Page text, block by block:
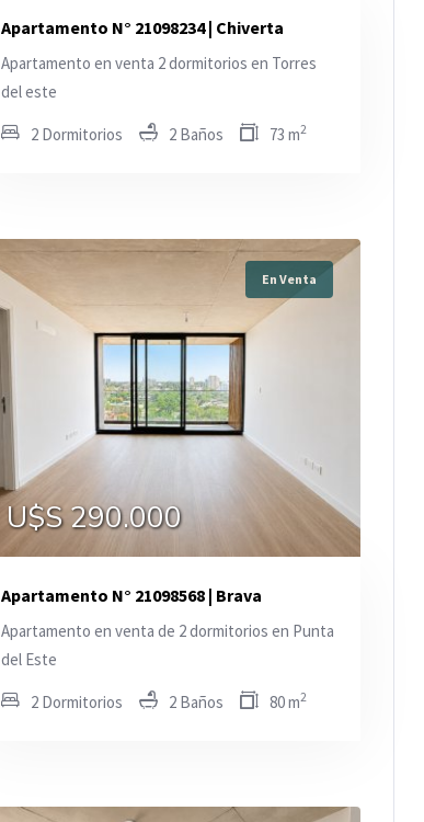
Apartamento N° 21098234 | Chiverta
Apartamento en venta 2 dormitorios en Torres
del este
2 Dormitorios 2 Baños 73 m2
En Venta
U$S 290.000
Apartamento N° 21098568 | Brava
Apartamento en venta de 2 dormitorios en Punta
del Este
2 Dormitorios 2 Baños 80 m2